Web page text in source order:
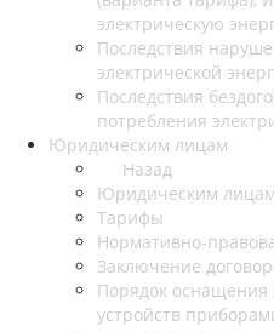
электрическую
Последствия
электрической
Последствия
потребления
Юридическим лицам
Назад
Юридическим лицам
Тарифы
Нормативно-
Заключение
Порядок
устройств